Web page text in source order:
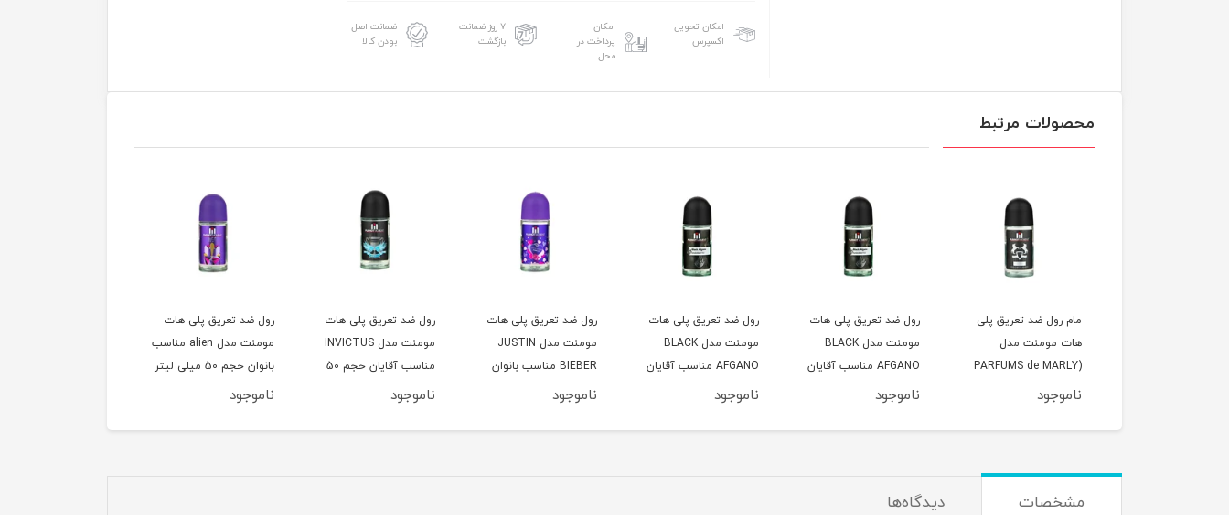
امکان تحویل
اکسپرس
امکان
پرداخت در
محل
۷ روز ضمانت
بازگشت
ضمانت اصل
بودن کالا
محصولات مرتبط
مام رول ضد تعریق پلی
هات مومنت مدل
PARFUMS de MARLY)
ناموجود
رول ضد تعریق پلی هات
مومنت مدل BLACK
AFGANO مناسب آقایان
حجم 50 میلی لیتر
ناموجود
رول ضد تعریق پلی هات
مومنت مدل BLACK
AFGANO مناسب آقایان
حجم 50 میلی لیتر
ناموجود
رول ضد تعریق پلی هات
مومنت مدل JUSTIN
BIEBER مناسب بانوان
حجم 50 میلی لیتر
ناموجود
رول ضد تعریق پلی هات
مومنت مدل INVICTUS
مناسب آقایان حجم 50
میلی لیتر
ناموجود
رول ضد تعریق پلی هات
مومنت مدل alien مناسب
بانوان حجم 50 میلی لیتر
ناموجود
مشخصات دیدگاه‌ها